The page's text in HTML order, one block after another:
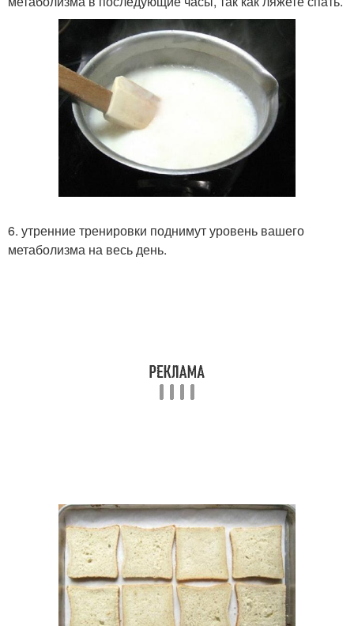
6. утренние тренировки поднимут уровень вашего
метаболизма на весь день.